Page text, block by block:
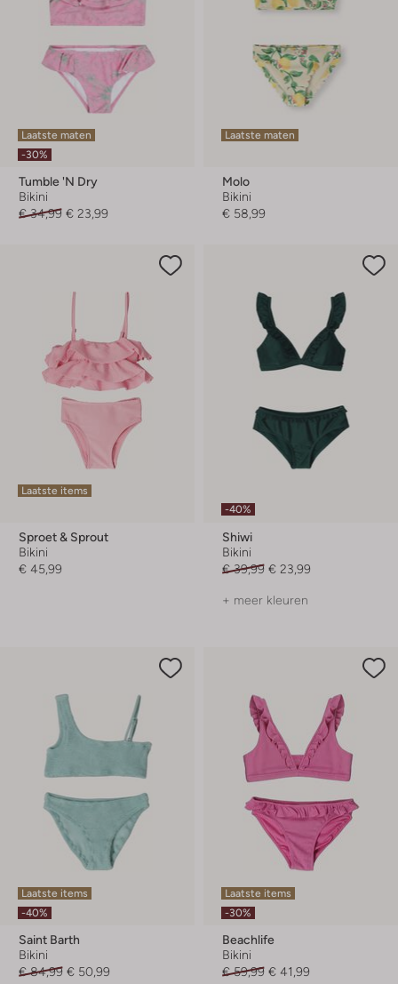
Laatste maten
-30%
Tumble 'n Dry
Bikini
€ 34,99 € 23,99
Laatste maten
Molo
Bikini
€ 58,99
Laatste items
Sproet & Sprout
Bikini
€ 45,99
-40%
Shiwi
Bikini
€ 39,99 € 23,99
+ meer kleuren
Laatste items
-40%
Saint Barth
Bikini
€ 84,99 € 50,99
Laatste items
-30%
Beachlife
Bikini
€ 59,99 € 41,99